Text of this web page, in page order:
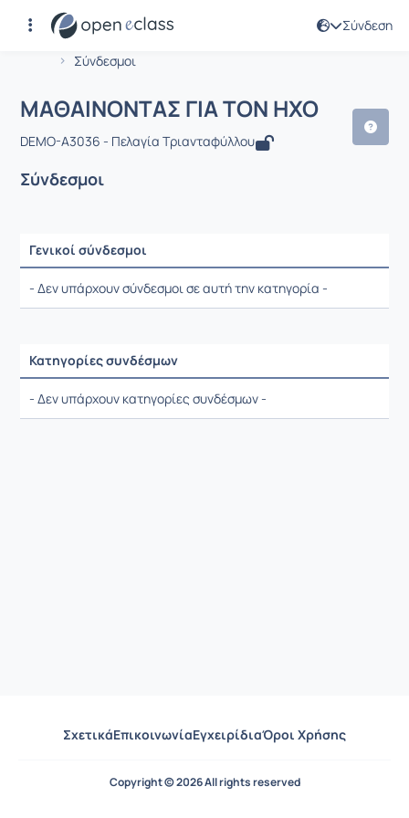
Σύνδεση
Αρχική Σελίδα
Σύνδεσμοι
Μάθημα : ΜΑΘΑΙΝΟΝΤΑΣ ΓΙΑ ΤΟΝ
ΜΑΘΑΙΝΟΝΤΑΣ ΓΙΑ ΤΟΝ ΗΧΟ
DEMO-A3036 - Πελαγία Τριανταφύλλου
Σύνδεσμοι
Γενικοί σύνδεσμοι
Ρυθμίσεις επιλογής / Αποτελέσματα
- Δεν υπάρχουν σύνδεσμοι σε αυτή την κατηγορία -
Κατηγορίες συνδέσμων
Ρυθμίσεις επιλογής / Αποτελέσματα
- Δεν υπάρχουν κατηγορίες συνδέσμων -
ΣχετικάΕπικοινωνίαΕγχειρίδιαΌροι Χρήσης
Copyright © 2026 All rights reserved